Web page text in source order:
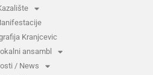
Kranjcevic
ansambl
/ News